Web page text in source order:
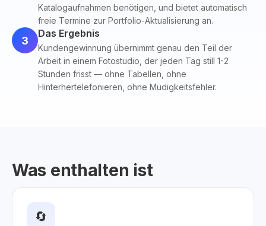
Katalogaufnahmen benötigen, und bietet automatisch
freie Termine zur Portfolio-Aktualisierung an.
3
Das Ergebnis
Kundengewinnung übernimmt genau den Teil der
Arbeit in einem Fotostudio, der jeden Tag still 1-2
Stunden frisst — ohne Tabellen, ohne
Hinterhertelefonieren, ohne Müdigkeitsfehler.
Was enthalten ist
🔄